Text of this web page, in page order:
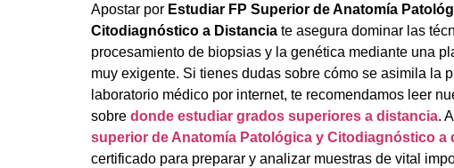
Apostar por Estudiar FP Superior de Anatomía
Citodiagnóstico a Distancia te asegura dominar las
procesamiento de biopsias y la genética mediante una
muy exigente. Si tienes dudas sobre cómo se asimila la
laboratorio médico por internet, te recomendamos leer
sobre donde estudiar grados superiores a distancia.
superior de Anatomía Patológica y Citodiagnóstico a
certificado para preparar y analizar muestras de vital